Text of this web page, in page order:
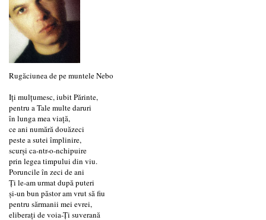
Rugăciunea de pe muntele Nebo
Iţi mulţumesc, iubit Părinte,
pentru a Tale multe daruri
în lunga mea viaţă,
ce ani numără douăzeci
peste a sutei împlinire,
scurşi ca-ntr-o-nchipuire
prin legea timpului din viu.
Poruncile în zeci de ani
Ţi le-am urmat după puteri
şi-un bun păstor am vrut să fiu
pentru sărmanii mei evrei,
eliberaţi de voia-Ţi suverană